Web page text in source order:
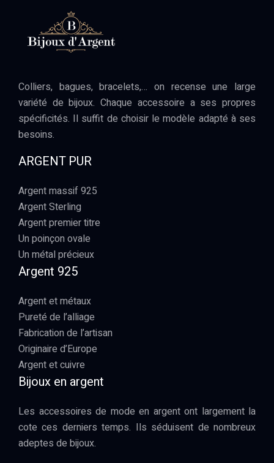
Colliers, bagues, bracelets,… on recense une large
variété de bijoux. Chaque accessoire a ses propres
spécificités. Il suffit de choisir le modèle adapté à ses
besoins.
ARGENT PUR
Argent massif 925
Argent Sterling
Argent premier titre
Un poinçon ovale
Un métal précieux
Argent 925
Argent et métaux
Pureté de l’alliage
Fabrication de l’artisan
Originaire d’Europe
Argent et cuivre
Bijoux en argent
Les accessoires de mode en argent ont largement la
cote ces derniers temps. Ils séduisent de nombreux
adeptes de bijoux.